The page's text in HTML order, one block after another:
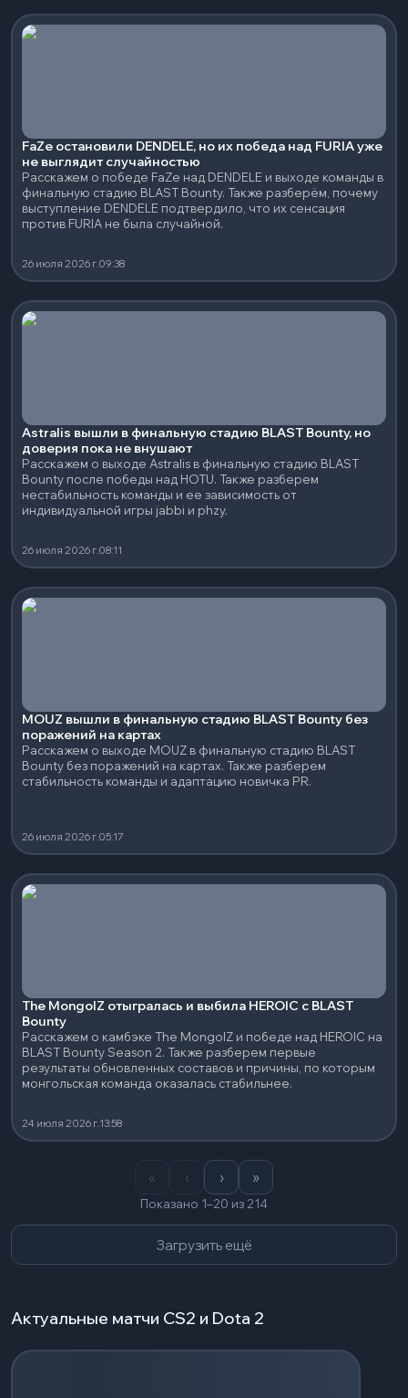
FaZe остановили DENDELE, но их победа над FURIA уже
не выглядит случайностью
Расскажем о победе FaZe над DENDELE и выходе команды в
финальную стадию BLAST Bounty. Также разберём, почему
выступление DENDELE подтвердило, что их сенсация
против FURIA не была случайной.
26 июля 2026 г.09:38
Astralis вышли в финальную стадию BLAST Bounty, но
доверия пока не внушают
Расскажем о выходе Astralis в финальную стадию BLAST
Bounty после победы над HOTU. Также разберем
нестабильность команды и ее зависимость от
индивидуальной игры jabbi и phzy.
26 июля 2026 г.08:11
MOUZ вышли в финальную стадию BLAST Bounty без
поражений на картах
Расскажем о выходе MOUZ в финальную стадию BLAST
Bounty без поражений на картах. Также разберем
стабильность команды и адаптацию новичка PR.
26 июля 2026 г.05:17
The MongolZ отыгралась и выбила HEROIC с BLAST
Bounty
Расскажем о камбэке The MongolZ и победе над HEROIC на
BLAST Bounty Season 2. Также разберем первые
результаты обновленных составов и причины, по которым
монгольская команда оказалась стабильнее.
24 июля 2026 г.13:58
« ‹ › »
Показано 1–20 из 214
Загрузить ещё
Актуальные матчи CS2 и Dota 2
Загрузка событий...